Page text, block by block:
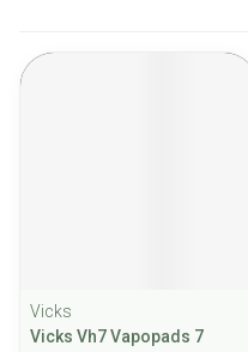
Vicks
Vicks Vh7 Vapopads 7